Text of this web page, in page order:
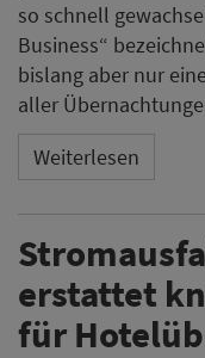
so schnell
Business“
bislang aber nur
aller
Weiterlesen
erstattet
für